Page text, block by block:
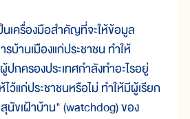
รื่องมือสำคัญที่จะให้ข้อมูล
รบ้านเมืองแก่ประชาชน ทำให้
ปกครองประเทศกำลังทำอะไรอยู่
แก่ประชาชนหรือไม่ ทำให้มีผู้เรียก
ขเฝ้าบ้าน" (watchdog) ของ